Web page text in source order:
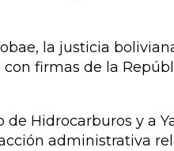
la justicia
firmas de la
Hidrocarburos y a
administrativa